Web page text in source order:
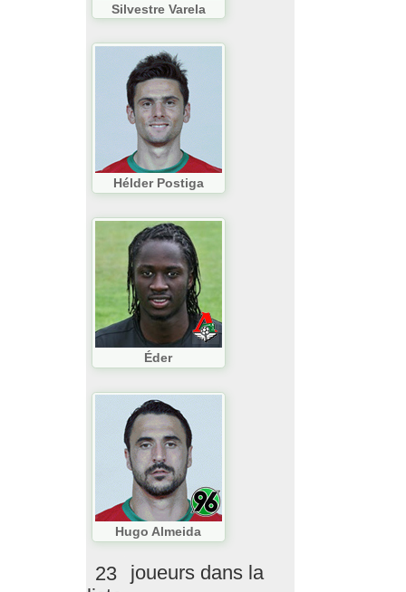
Silvestre Varela
Hélder Postiga
Éder
Hugo Almeida
23
joueurs dans la